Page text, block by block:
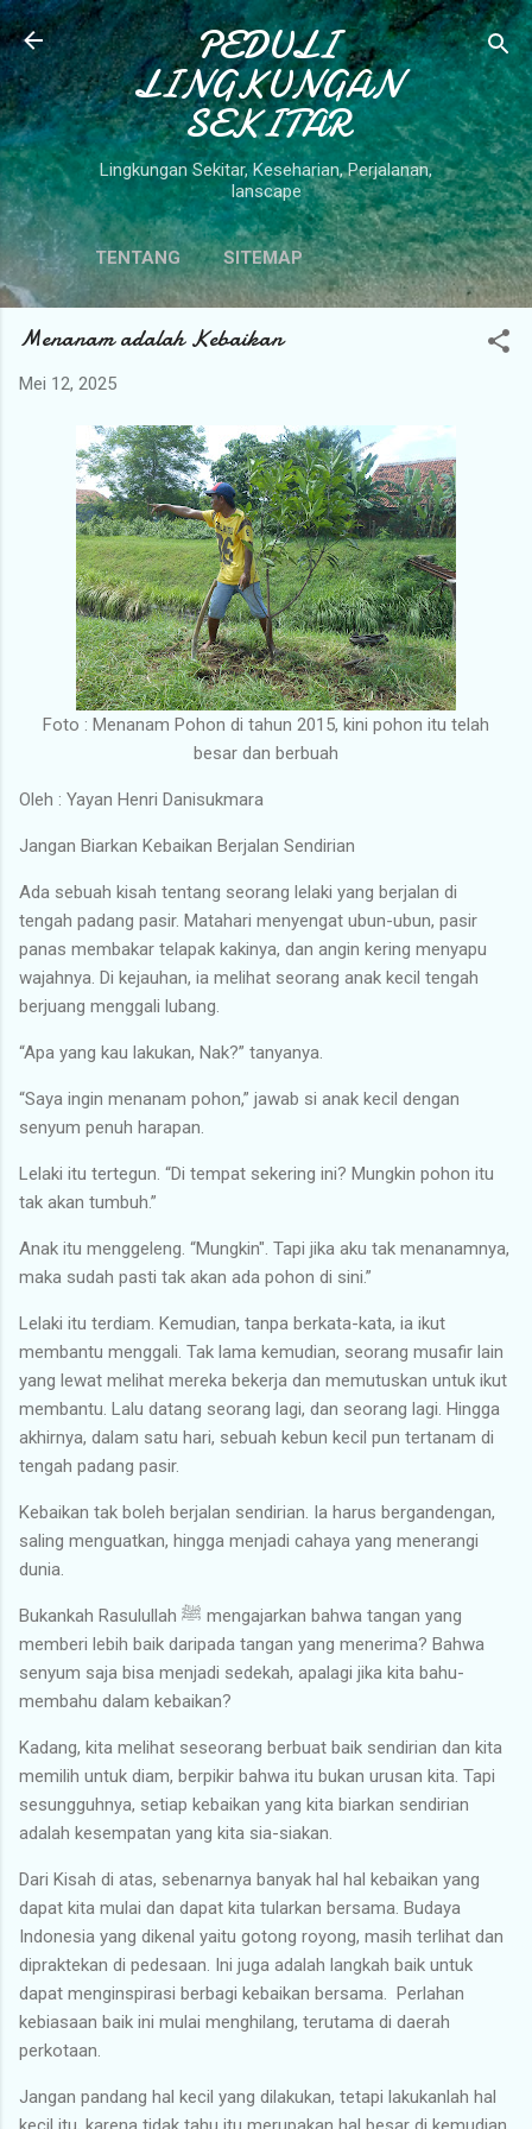
Langsung ke konten utama
PEDULI
LINGKUNGAN
SEKITAR
Lingkungan Sekitar, Keseharian, Perjalanan,
lanscape
TENTANG SITEMAP
Menanam adalah Kebaikan
Mei 12, 2025
Foto : Menanam Pohon di tahun 2015, kini pohon itu telah
besar dan berbuah
Oleh : Yayan Henri Danisukmara
Jangan Biarkan Kebaikan Berjalan Sendirian
Ada sebuah kisah tentang seorang lelaki yang berjalan di
tengah padang pasir. Matahari menyengat ubun-ubun, pasir
panas membakar telapak kakinya, dan angin kering menyapu
wajahnya. Di kejauhan, ia melihat seorang anak kecil tengah
berjuang menggali lubang.
“Apa yang kau lakukan, Nak?” tanyanya.
“Saya ingin menanam pohon,” jawab si anak kecil dengan
senyum penuh harapan.
Lelaki itu tertegun. “Di tempat sekering ini? Mungkin pohon itu
tak akan tumbuh.”
Anak itu menggeleng. “Mungkin". Tapi jika aku tak menanamnya,
maka sudah pasti tak akan ada pohon di sini.”
Lelaki itu terdiam. Kemudian, tanpa berkata-kata, ia ikut
membantu menggali. Tak lama kemudian, seorang musafir lain
yang lewat melihat mereka bekerja dan memutuskan untuk ikut
membantu. Lalu datang seorang lagi, dan seorang lagi. Hingga
akhirnya, dalam satu hari, sebuah kebun kecil pun tertanam di
tengah padang pasir.
Kebaikan tak boleh berjalan sendirian. Ia harus bergandengan,
saling menguatkan, hingga menjadi cahaya yang menerangi
dunia.
Bukankah Rasulullah ﷺ mengajarkan bahwa tangan yang
memberi lebih baik daripada tangan yang menerima? Bahwa
senyum saja bisa menjadi sedekah, apalagi jika kita bahu-
membahu dalam kebaikan?
Kadang, kita melihat seseorang berbuat baik sendirian dan kita
memilih untuk diam, berpikir bahwa itu bukan urusan kita. Tapi
sesungguhnya, setiap kebaikan yang kita biarkan sendirian
adalah kesempatan yang kita sia-siakan.
Dari Kisah di atas, sebenarnya banyak hal hal kebaikan yang
dapat kita mulai dan dapat kita tularkan bersama. Budaya
Indonesia yang dikenal yaitu gotong royong, masih terlihat dan
dipraktekan di pedesaan. Ini juga adalah langkah baik untuk
dapat menginspirasi berbagi kebaikan bersama. Perlahan
kebiasaan baik ini mulai menghilang, terutama di daerah
perkotaan.
Jangan pandang hal kecil yang dilakukan, tetapi lakukanlah hal